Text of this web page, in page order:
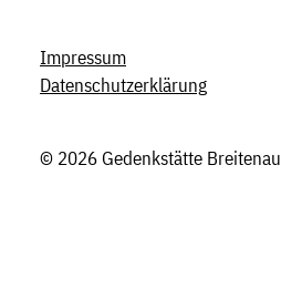
Impressum
Datenschutzerklärung
© 2026 Gedenkstätte Breitenau